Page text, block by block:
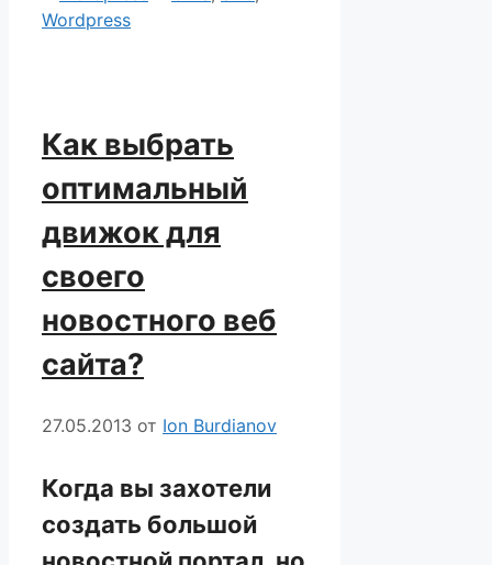
Wordpress
Как выбрать
оптимальный
движок для
своего
новостного веб
сайта?
27.05.2013 от Ion Burdianov
Когда вы захотели
создать большой